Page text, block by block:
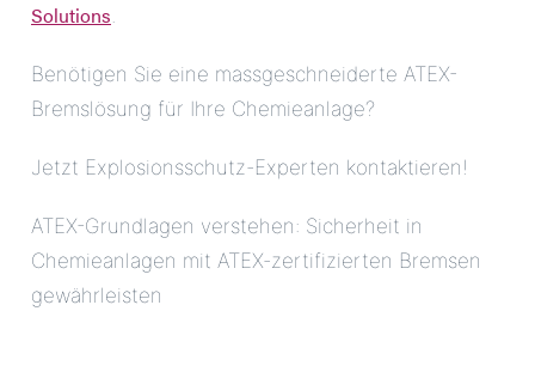
Solutions.
Benötigen Sie eine massgeschneiderte ATEX-
Bremslösung für Ihre Chemieanlage?
Jetzt Explosionsschutz-Experten kontaktieren!
ATEX-Grundlagen verstehen: Sicherheit in
Chemieanlagen mit ATEX-zertifizierten Bremsen
gewährleisten